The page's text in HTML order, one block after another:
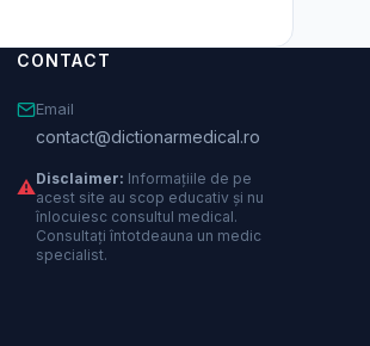
CONTACT
Email
contact@dictionarmedical.ro
⚠️Disclaimer: Informațiile de pe
acest site au scop educativ și nu
înlocuiesc consultul medical.
Consultați întotdeauna un medic
specialist.